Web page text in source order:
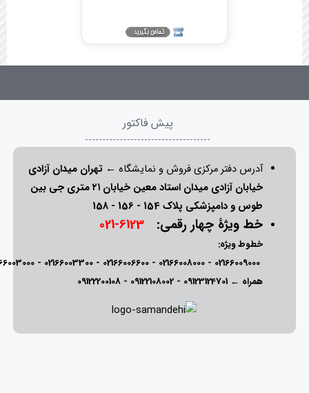
پیش فاکتور
آدرس دفتر مرکزی فروش و نمایشگاه ← تهران میدان آزادی
خیابان آزادی میدان استاد معین خیابان ۲۱ متری جی بین
طوس و دامپزشکی پلاک 154 - 156 - 158
خط ویژۀ چهار رقمی:6123-021
خطوط ویژه:
02166009000
-
02166008000
-
02166006600
-
02166003300
-
همراه ← 09123124701
-
09122108002
-
09122200108